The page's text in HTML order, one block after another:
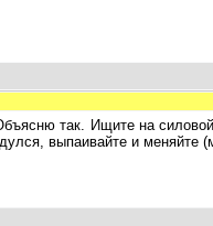
так. Ищите на
выпаивайте и меняйте